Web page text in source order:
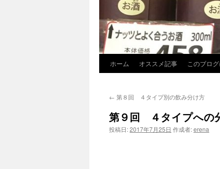
テ
ン
ホーム オススメ記事 このブロ
← 第８回 ４タイプ別の飲み分け方
第９回 ４タイプへの
投稿日:2017年7月25日 作成者:erena